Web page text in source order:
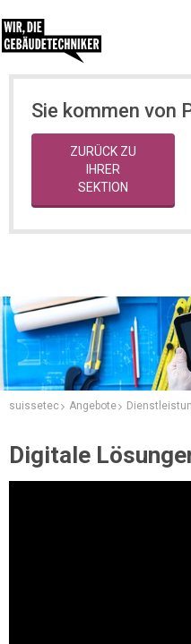
Sie kommen von
ZURÜCK ZU
IHRER
SEKTION
suissetec Angebote
Digitale